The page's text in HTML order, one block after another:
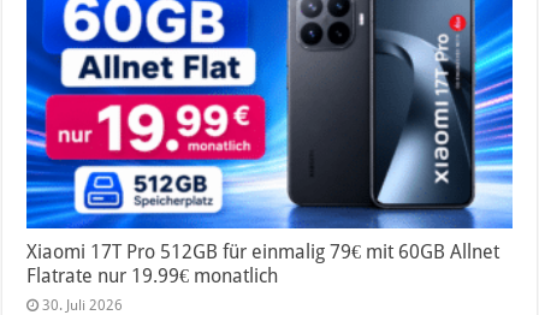
Xiaomi 17T Pro 512GB für einmalig 79€ mit 60GB Allnet
Flatrate nur 19.99€ monatlich
30. Juli 2026